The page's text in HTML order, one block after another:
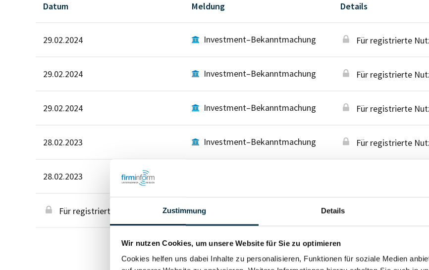
Zustimmung Details
Wir nutzen Cookies, um unsere Website für Sie zu optimieren
Cookies helfen uns dabei Inhalte zu personalisieren, Funktionen für soziale Medien
Datum Meldung Details
29.02.2024 Investment–Bekanntmachung Für registrierte
29.02.2024 Investment–Bekanntmachung Für registrierte
29.02.2024 Investment–Bekanntmachung Für registrierte
28.02.2023 Investment–Bekanntmachung Für registrierte
28.02.2023
Für registrierte Nutzer